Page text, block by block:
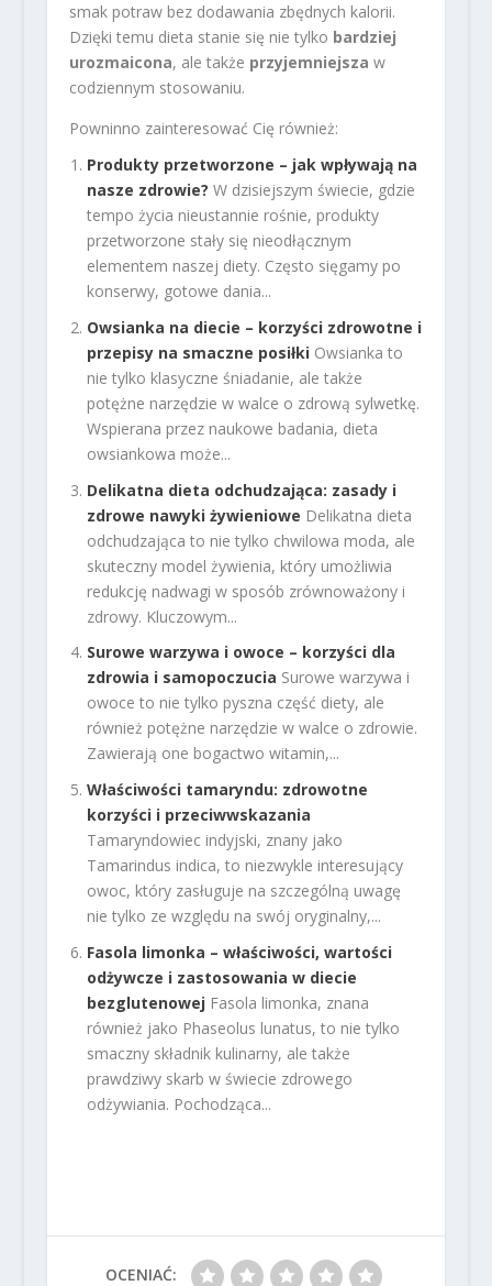
smak potraw bez dodawania zbędnych kalorii.
Dzięki temu dieta stanie się nie tylko bardziej
urozmaicona, ale także przyjemniejsza w
codziennym stosowaniu.
Powninno zainteresować Cię również:
Produkty przetworzone – jak wpływają na
nasze zdrowie? W dzisiejszym świecie, gdzie
tempo życia nieustannie rośnie, produkty
przetworzone stały się nieodłącznym
elementem naszej diety. Często sięgamy po
konserwy, gotowe dania...
Owsianka na diecie – korzyści zdrowotne i
przepisy na smaczne posiłki Owsianka to
nie tylko klasyczne śniadanie, ale także
potężne narzędzie w walce o zdrową sylwetkę.
Wspierana przez naukowe badania, dieta
owsiankowa może...
Delikatna dieta odchudzająca: zasady i
zdrowe nawyki żywieniowe Delikatna dieta
odchudzająca to nie tylko chwilowa moda, ale
skuteczny model żywienia, który umożliwia
redukcję nadwagi w sposób zrównoważony i
zdrowy. Kluczowym...
Surowe warzywa i owoce – korzyści dla
zdrowia i samopoczucia Surowe warzywa i
owoce to nie tylko pyszna część diety, ale
również potężne narzędzie w walce o zdrowie.
Zawierają one bogactwo witamin,...
Właściwości tamaryndu: zdrowotne
korzyści i przeciwwskazania
Tamaryndowiec indyjski, znany jako
Tamarindus indica, to niezwykle interesujący
owoc, który zasługuje na szczególną uwagę
nie tylko ze względu na swój oryginalny,...
Fasola limonka – właściwości, wartości
odżywcze i zastosowania w diecie
bezglutenowej Fasola limonka, znana
również jako Phaseolus lunatus, to nie tylko
smaczny składnik kulinarny, ale także
prawdziwy skarb w świecie zdrowego
odżywiania. Pochodząca...
OCENIAĆ: